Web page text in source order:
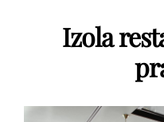
Izola